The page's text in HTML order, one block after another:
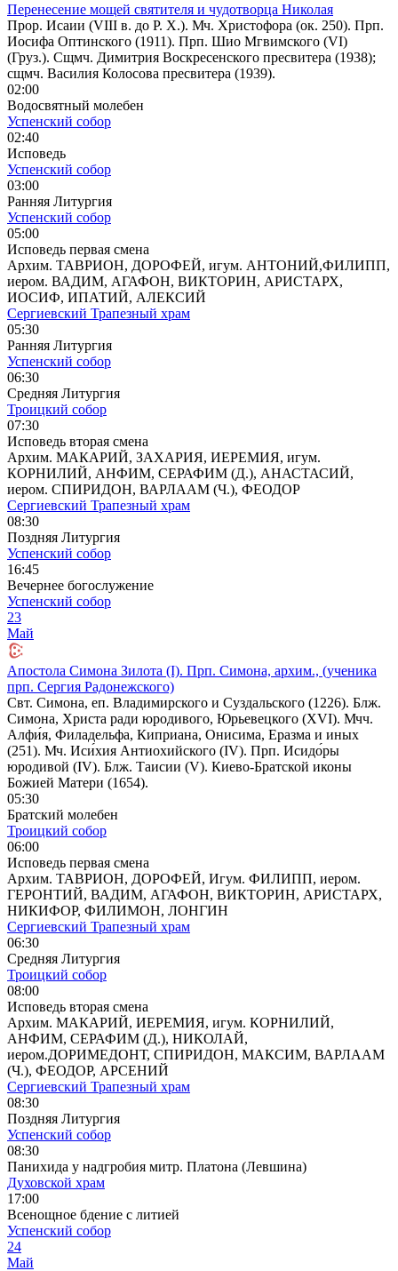
Перенесение мощей святителя и чудотворца Николая
Прор. Исаии (VIII в. до Р. Х.). Мч. Христофора (ок. 250). Прп.
Иосифа Оптинского (1911). Прп. Шио Мгвимского (VI)
(Груз.). Сщмч. Димитрия Воскресенского пресвитера (1938);
сщмч. Василия Колосова пресвитера (1939).
02:00
Водосвятный молебен
Успенский собор
02:40
Исповедь
Успенский собор
03:00
Ранняя Литургия
Успенский собор
05:00
Исповедь первая смена
Архим. ТАВРИОН, ДОРОФЕЙ, игум. АНТОНИЙ,ФИЛИПП,
иером. ВАДИМ, АГАФОН, ВИКТОРИН, АРИСТАРХ,
ИОСИФ, ИПАТИЙ, АЛЕКСИЙ
Сергиевский Трапезный храм
05:30
Ранняя Литургия
Успенский собор
06:30
Средняя Литургия
Троицкий собор
07:30
Исповедь вторая смена
Архим. МАКАРИЙ, ЗАХАРИЯ, ИЕРЕМИЯ, игум.
КОРНИЛИЙ, АНФИМ, СЕРАФИМ (Д.), АНАСТАСИЙ,
иером. СПИРИДОН, ВАРЛААМ (Ч.), ФЕОДОР
Сергиевский Трапезный храм
08:30
Поздняя Литургия
Успенский собор
16:45
Вечернее богослужение
Успенский собор
23
Май
Апостола Симона Зилота (I). Прп. Симона, архим., (ученика
прп. Сергия Радонежского)
Свт. Симона, еп. Владимирского и Суздальского (1226). Блж.
Симона, Христа ради юродивого, Юрьевецкого (XVI). Мчч.
Алфи́я, Филадельфа, Киприана, Онисима, Еразма и иных
(251). Мч. Иси́хия Антиохийского (IV). Прп. Исидо́ры
юродивой (IV). Блж. Таисии (V). Киево-Братской иконы
Божией Матери (1654).
05:30
Братский молебен
Троицкий собор
06:00
Исповедь первая смена
Архим. ТАВРИОН, ДОРОФЕЙ, Игум. ФИЛИПП, иером.
ГЕРОНТИЙ, ВАДИМ, АГАФОН, ВИКТОРИН, АРИСТАРХ,
НИКИФОР, ФИЛИМОН, ЛОНГИН
Сергиевский Трапезный храм
06:30
Средняя Литургия
Троицкий собор
08:00
Исповедь вторая смена
Архим. МАКАРИЙ, ИЕРЕМИЯ, игум. КОРНИЛИЙ,
АНФИМ, СЕРАФИМ (Д.), НИКОЛАЙ,
иером.ДОРИМЕДОНТ, СПИРИДОН, МАКСИМ, ВАРЛААМ
(Ч.), ФЕОДОР, АРСЕНИЙ
Сергиевский Трапезный храм
08:30
Поздняя Литургия
Успенский собор
08:30
Панихида у надгробия митр. Платона (Левшина)
Духовской храм
17:00
Всенощное бдение с литией
Успенский собор
24
Май